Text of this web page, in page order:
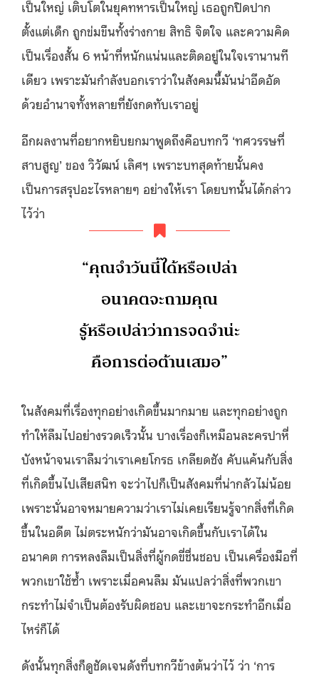
เป็นใหญ่ เติบโตในยุคทหารเป็นใหญ่ เธอถูกปิดปาก
ตั้งแต่เด็ก ถูกข่มขืนทั้งร่างกาย สิทธิ จิตใจ และความคิด
เป็นเรื่องสั้น 6 หน้าที่หนักแน่นและติดอยู่ในใจเรานานที
เดียว เพราะมันกำลังบอกเราว่าในสังคมนี้มันน่าอึดอัด
ด้วยอำนาจทั้งหลายที่ยังกดทับเราอยู่
อีกผลงานที่อยากหยิบยกมาพูดถึงคือบทกวี ‘ทศวรรษที่
สาบสูญ’ ของ วิวัฒน์ เลิศฯ เพราะบทสุดท้ายนั้นคง
เป็นการสรุปอะไรหลายๆ อย่างให้เรา โดยบทนั้นได้กล่าว
ไว้ว่า
“คุณจำวันนี้ได้หรือเปล่า
อนาคตจะถามคุณ
รู้หรือเปล่าว่าการจดจำน่ะ
คือการต่อต้านเสมอ”
ในสังคมที่เรื่องทุกอย่างเกิดขึ้นมากมาย และทุกอย่างถูก
ทำให้ลืมไปอย่างรวดเร็วนั้น บางเรื่องก็เหมือนละครปาหี่
บังหน้าจนเราลืมว่าเราเคยโกรธ เกลียดชัง คับแค้นกับสิ่ง
ที่เกิดขึ้นไปเสียสนิท จะว่าไปก็เป็นสังคมที่น่ากลัวไม่น้อย
เพราะนั่นอาจหมายความว่าเราไม่เคยเรียนรู้จากสิ่งที่เกิด
ขึ้นในอดีต ไม่ตระหนักว่ามันอาจเกิดขึ้นกับเราได้ใน
อนาคต การหลงลืมเป็นสิ่งที่ผู้กดขี่ชื่นชอบ เป็นเครื่องมือที่
พวกเขาใช้ซ้ำ เพราะเมื่อคนลืม มันแปลว่าสิ่งที่พวกเขา
กระทำไม่จำเป็นต้องรับผิดชอบ และเขาจะกระทำอีกเมื่อ
ไหร่ก็ได้
ดังนั้นทุกสิ่งก็ดูชัดเจนดังที่บทกวีข้างต้นว่าไว้ ว่า ‘การ